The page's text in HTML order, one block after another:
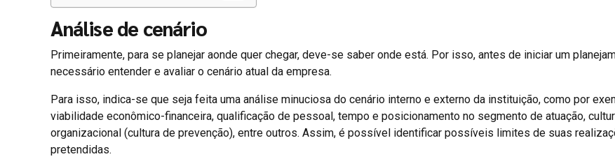
Análise de cenário
Primeiramente, para se planejar aonde quer chegar, deve-se saber onde está. Por isso, antes de iniciar um
necessário entender e avaliar o cenário atual da empresa.
Para isso, indica-se que seja feita uma análise minuciosa do cenário interno e externo da instituição, como por
viabilidade econômico-financeira, qualificação de pessoal, tempo e posicionamento no segmento de atuação,
organizacional (cultura de prevenção), entre outros. Assim, é possível identificar possíveis limites de suas
pretendidas.